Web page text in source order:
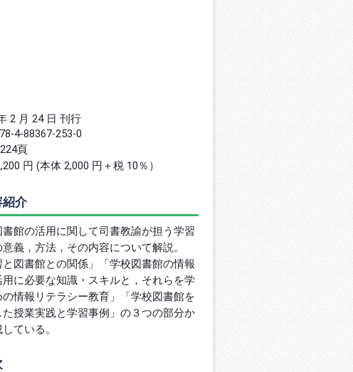
2 月 24 日 刊行
4-88367-253-0
224頁
円 (本体 2,000 円＋税 10％）
紹介
書館の活用に関して司書教諭が担う学習
義，方法，その内容について解説。
と図書館との関係」「学校図書館の情報
用に必要な知識・スキルと，それらを学
の情報リテラシー教育」「学校図書館を
た授業実践と学習事例」の３つの部分か
ている。